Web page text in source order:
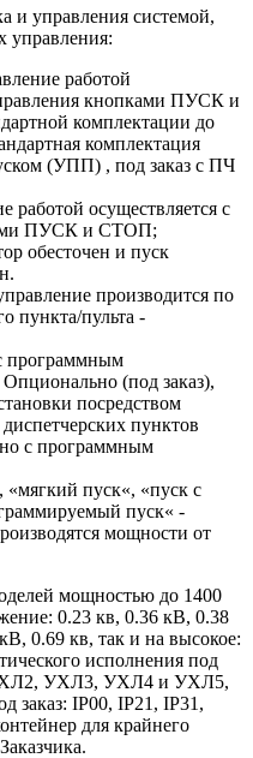
и управления системой,
управления:
работой
кнопками ПУСК и
комплектации до
комплектация
(УПП) , под заказ с ПЧ
работой осуществляется с
ПУСК и СТОП;
обесточен и пуск
производится по
пункта/пульта -
программным
(под заказ),
посредством
пунктов
с программным
пуск«, «пуск с
пуск« -
мощности от
мощностью до 1400
0.23 кв, 0.36 кВ, 0.38
0.69 кв, так и на высокое:
исполнения под
УХЛ3, УХЛ4 и УХЛ5,
заказ: IP00, IP21, IP31,
для крайнего